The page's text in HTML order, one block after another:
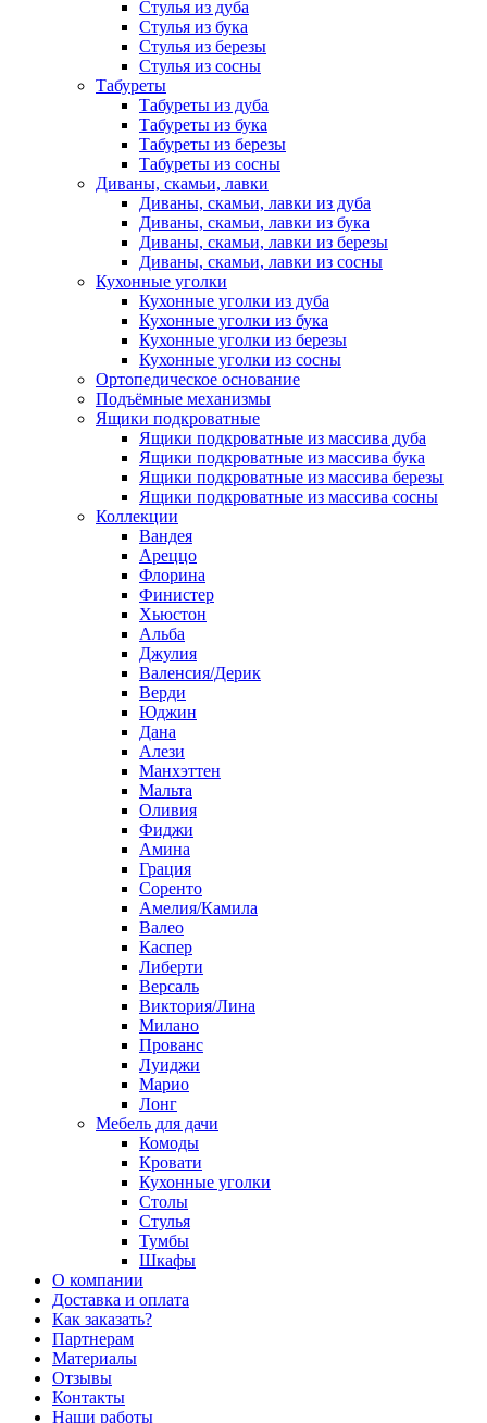
Стулья из дуба
Стулья из бука
Стулья из березы
Стулья из сосны
Табуреты
Табуреты из дуба
Табуреты из бука
Табуреты из березы
Табуреты из сосны
Диваны, скамьи, лавки
Диваны, скамьи, лавки из дуба
Диваны, скамьи, лавки из бука
Диваны, скамьи, лавки из березы
Диваны, скамьи, лавки из сосны
Кухонные уголки
Кухонные уголки из дуба
Кухонные уголки из бука
Кухонные уголки из березы
Кухонные уголки из сосны
Ортопедическое основание
Подъёмные механизмы
Ящики подкроватные
Ящики подкроватные из массива дуба
Ящики подкроватные из массива бука
Ящики подкроватные из массива березы
Ящики подкроватные из массива сосны
Коллекции
Вандея
Ареццо
Флорина
Финистер
Хьюстон
Альба
Джулия
Валенсия/Дерик
Верди
Юджин
Дана
Алези
Манхэттен
Мальта
Оливия
Фиджи
Амина
Грация
Соренто
Амелия/Камила
Валео
Каспер
Либерти
Версаль
Виктория/Лина
Милано
Прованс
Луиджи
Марио
Лонг
Мебель для дачи
Комоды
Кровати
Кухонные уголки
Столы
Стулья
Тумбы
Шкафы
О компании
Доставка и оплата
Как заказать?
Партнерам
Материалы
Отзывы
Контакты
Наши работы